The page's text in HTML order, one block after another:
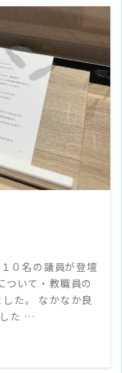
０名の議員が登壇
ついて・教職員の
た。 なかなか良
た …